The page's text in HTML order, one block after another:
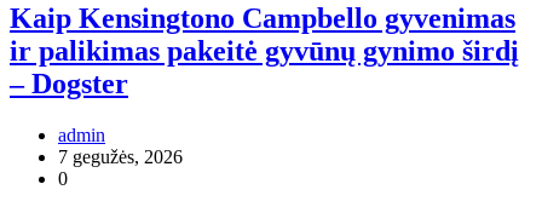
Kaip Kensingtono Campbello gyvenimas
ir palikimas pakeitė gyvūnų gynimo širdį
– Dogster
admin
7 gegužės, 2026
0